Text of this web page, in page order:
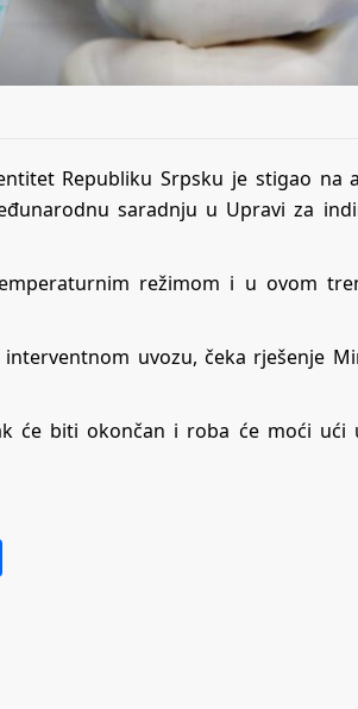
Republiku Srpsku je stigao na
saradnju u Upravi za
režimom i u ovom
uvozu, čeka rješenje
će biti okončan i roba će moći ući